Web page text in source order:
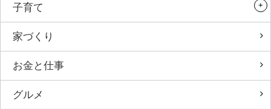
子育て
家づくり
お金と仕事
グルメ